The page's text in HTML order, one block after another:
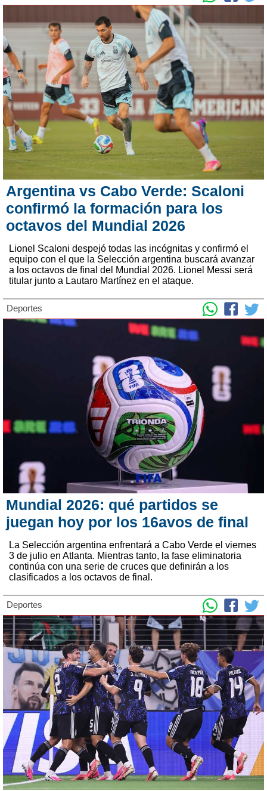
Argentina vs Cabo Verde: Scaloni
confirmó la formación para los
octavos del Mundial 2026
Lionel Scaloni despejó todas las incógnitas y confirmó el
equipo con el que la Selección argentina buscará avanzar
a los octavos de final del Mundial 2026. Lionel Messi será
titular junto a Lautaro Martínez en el ataque.
Deportes
Mundial 2026: qué partidos se
juegan hoy por los 16avos de final
La Selección argentina enfrentará a Cabo Verde el viernes
3 de julio en Atlanta. Mientras tanto, la fase eliminatoria
continúa con una serie de cruces que definirán a los
clasificados a los octavos de final.
Deportes